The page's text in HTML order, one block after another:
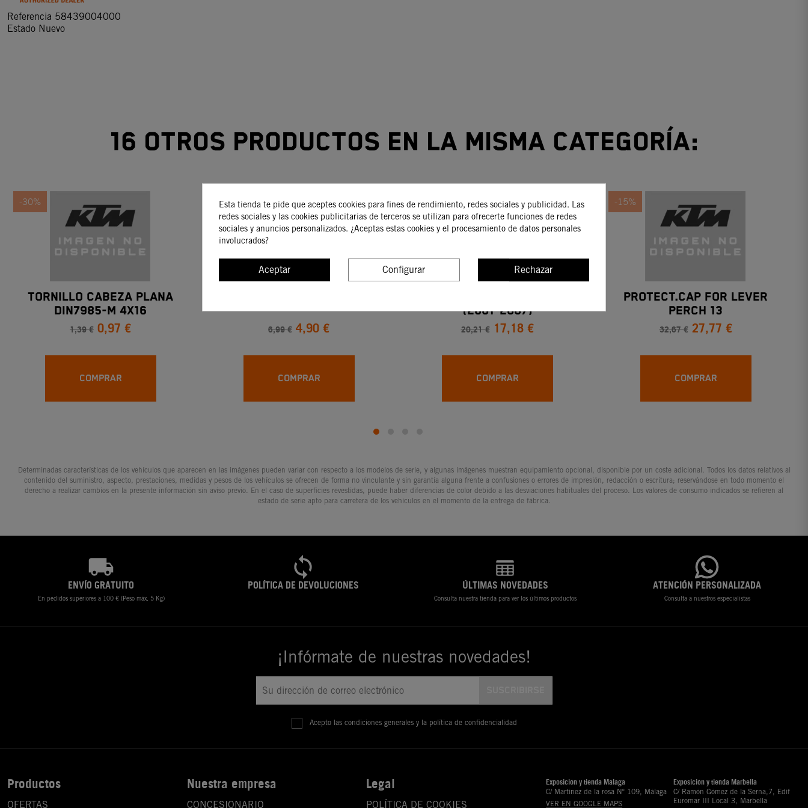
Referencia 58439004000
Estado Nuevo
16 otros productos en la misma categoría:
-30%
TORNILLO CABEZA PLANA
DIN7985-M 4X16
1,39 € 0,97 €
COMPRAR
-30%
6,99 € 4,90 €
COMPRAR
-15%
(2001-2007)
20,21 € 17,18 €
COMPRAR
-15%
PROTECT.CAP FOR LEVER
PERCH 13
32,67 € 27,77 €
COMPRAR
Determinadas características de los vehículos que aparecen en las imágenes pueden variar con respecto a los modelos de serie, y algunas imágenes muestran equipamiento opcional, disponible por un coste adicional. Todos los datos relativos al
contenido del suministro, aspecto, prestaciones, medidas y pesos de los vehículos se ofrecen de forma no vinculante y sin garantía alguna frente a confusiones o errores de impresión, redacción o escritura; reservándose en todo momento el
derecho a realizar cambios en la presente información sin aviso previo. En el caso de superficies revestidas, puede haber diferencias de color debido a las desviaciones habituales del proceso. Los valores de consumo indicados se refieren al
estado de serie apto para carretera de los vehículos en el momento de la entrega de fábrica.
ENVÍO GRATUITO
En pedidos superiores a 100 € (Peso máx. 5 Kg)
POLÍTICA DE DEVOLUCIONES ÚLTIMAS NOVEDADES
Consulta nuestra tienda para ver los últimos productos
ATENCIÓN PERSONALIZADA
Consulta a nuestros especialistas
¡Infórmate de nuestras novedades!
Acepto las condiciones generales y la política de confidencialidad
Productos
OFERTAS
Nuestra empresa
CONCESIONARIO
Legal
POLÍTICA DE COOKIES
Exposición y tienda Málaga
C/ Martinez de la rosa Nº 109, Málaga
VER EN GOOGLE MAPS
Exposición y tienda Marbella
C/ Ramón Gómez de la Serna,7, Edif
Euromar III Local 3, Marbella
Esta tienda te pide que aceptes cookies para fines de rendimiento, redes sociales y publicidad. Las
redes sociales y las cookies publicitarias de terceros se utilizan para ofrecerte funciones de redes
sociales y anuncios personalizados. ¿Aceptas estas cookies y el procesamiento de datos personales
involucrados?
Aceptar Configurar Rechazar